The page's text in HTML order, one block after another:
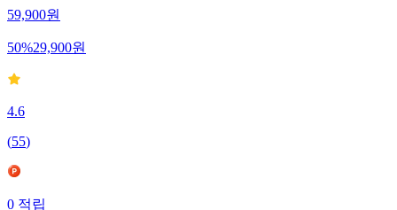
59,900원
50%29,900원
4.6
(55)
0 적립